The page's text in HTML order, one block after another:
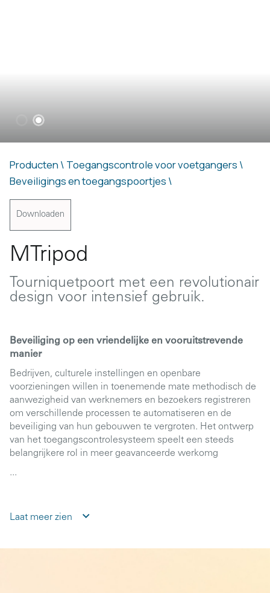
Producten \ Toegangscontrole voor voetgangers \
Beveiligings en toegangspoortjes \
Downloaden
MTripod
Tourniquetpoort met een revolutionair
design voor intensief gebruik.
Beveiliging op een vriendelijke en vooruitstrevende
manier
Bedrijven, culturele instellingen en openbare
voorzieningen willen in toenemende mate methodisch de
aanwezigheid van werknemers en bezoekers registreren
om verschillende processen te automatiseren en de
beveiliging van hun gebouwen te vergroten. Het ontwerp
van het toegangscontrolesysteem speelt een steeds
belangrijkere rol in meer geavanceerde werkomg
...
Laat meer zien